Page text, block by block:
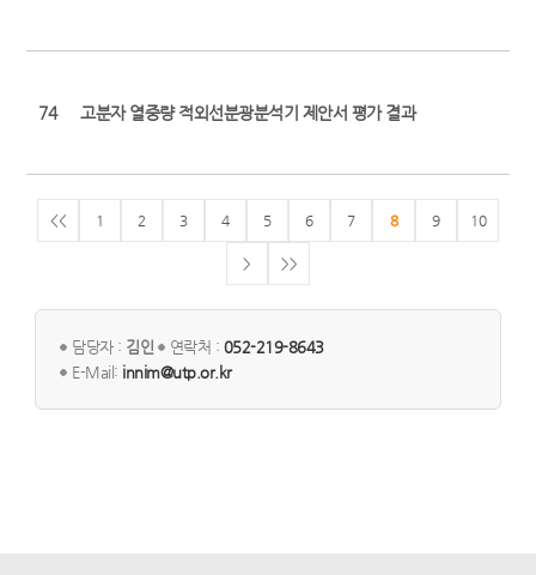
74 고분자 열중량 적외선분광분석기 제안서 평가 결과
<< 1 2 3 4 5 6 7 8 9 10
> >>
담당자 : 김인 연락처 : 052-219-8643
E-Mail: innim@utp.or.kr